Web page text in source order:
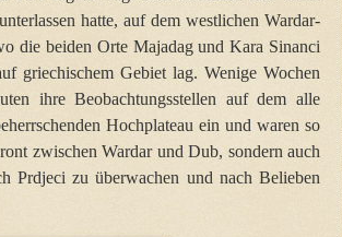
hatte, auf dem westlichen Wardar-
die beiden Orte Majadag und Kara Sinanci
griechischem Gebiet lag. Wenige Wochen
ihre Beobachtungsstellen auf dem alle
Hochplateau ein und waren so
zwischen Wardar und Dub, sondern auch
Prdjeci zu überwachen und nach Belieben